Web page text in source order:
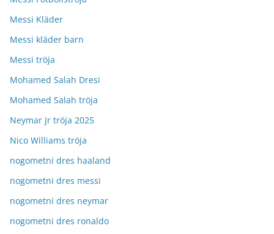
Messi Kläder
Messi kläder barn
Messi tröja
Mohamed Salah Dresi
Mohamed Salah tröja
Neymar Jr tröja 2025
Nico Williams tröja
nogometni dres haaland
nogometni dres messi
nogometni dres neymar
nogometni dres ronaldo